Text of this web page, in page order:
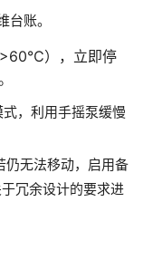
账。
>60℃），立即停
式，利用手摇泵缓慢
仍无法移动，启用备
冗余设计的要求进